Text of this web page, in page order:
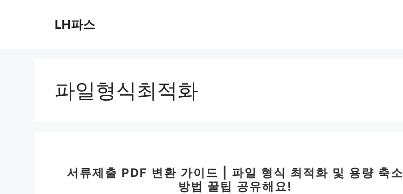
LH파스
파일형식최적화
서류제출 PDF 변환 가이드 | 파일 형식 최적화 및 용량 축소
방법 꿀팁 공유해요!